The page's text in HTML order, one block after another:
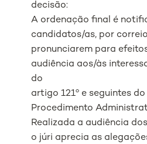
decisão:
A ordenação final é
candidatos/as, por
pronunciarem para
audiência aos/às
do
artigo 121º e seguintes
Procedimento
Realizada a audiência
o júri aprecia as